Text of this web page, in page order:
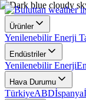
Ürünler
Yenilenebilir Enerji
Endüstriler
Yenilenebilir Enerji
Hava Durumu
TürkiyeABDİspanya